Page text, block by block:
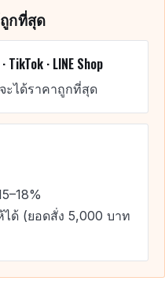
กที่สุด
· LINE Shop
ะได้ราคาถูกที่สุด
ได้ (ยอดสั่ง 5,000 บาท